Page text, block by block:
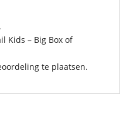
Kids – Big Box of
te plaatsen.